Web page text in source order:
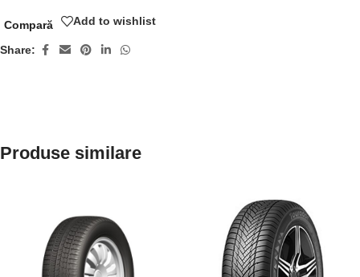
Compară Add to wishlist
Share:
Produse similare